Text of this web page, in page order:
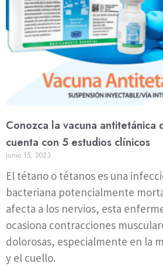
Conozca la vacuna antitetánica
cuenta con 5 estudios clínicos
junio 15, 2023
El tétano o tétanos es una
bacteriana potencialmente
afecta a los nervios, esta
ocasiona contracciones
dolorosas, especialmente en la
y el cuello.